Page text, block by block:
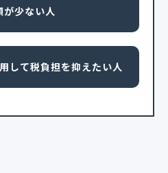
が少ない人
して税負担を抑えたい人